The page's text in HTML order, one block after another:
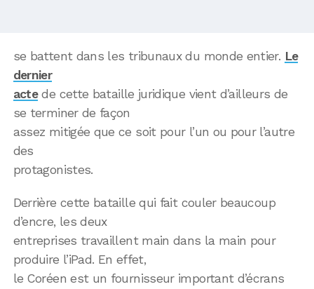
se battent dans les tribunaux du monde entier. Le
dernier
actede cette bataille juridique vient d’ailleurs de
se terminer de façon
assez mitigée que ce soit pour l’un ou pour l’autre
des
protagonistes.
Derrière cette bataille qui fait couler beaucoup
d’encre, les deux
entreprises travaillent main dans la main pour
produire l’iPad. En effet,
le Coréen est un fournisseur important d’écrans